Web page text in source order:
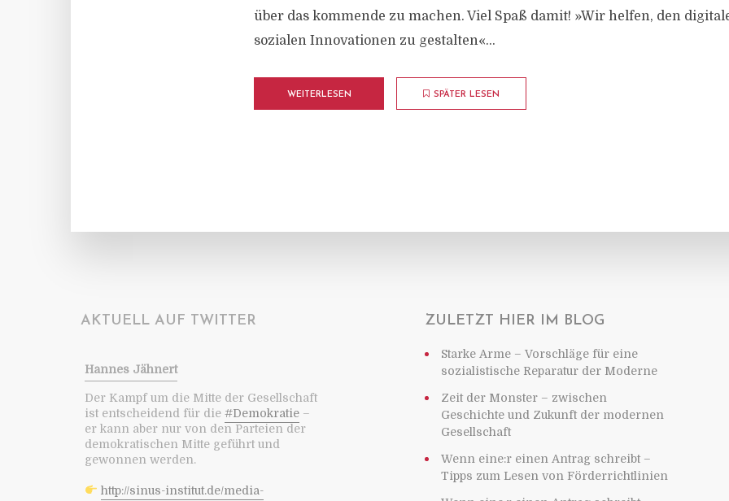
über das kommende zu machen. Viel Spaß damit! »Wir helfen, den
sozialen Innovationen zu gestalten«...
WEITERLESEN SPÄTER LESEN
AKTUELL AUF TWITTER
Hannes Jähnert
Der Kampf um die Mitte der Gesellschaft
ist entscheidend für die #Demokratie–
er kann aber nur von den Parteien der
demokratischen Mitte geführt und
gewonnen werden.
http://sinus-institut.de/media-
ZULETZT HIER IM BLOG
Starke Arme – Vorschläge für eine
sozialistische Reparatur der Moderne
Zeit der Monster – zwischen
Geschichte und Zukunft der modernen
Gesellschaft
Wenn eine:r einen Antrag schreibt –
Tipps zum Lesen von Förderrichtlinien